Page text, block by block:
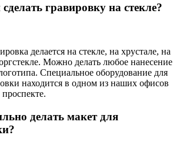
гравировку на стекле?
делается на стекле, на хрустале, на
Можно делать любое нанесение
Специальное оборудование для
находится в одном из наших офисов
делать макет для